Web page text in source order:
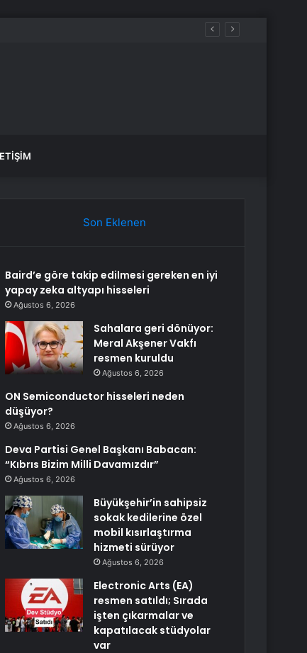
Son Eklenen
Baird’e göre takip edilmesi gereken en iyi
yapay zeka altyapı hisseleri
Ağustos 6, 2026
Sahalara geri dönüyor:
Meral Akşener Vakfı
resmen kuruldu
Ağustos 6, 2026
ON Semiconductor hisseleri neden
düşüyor?
Ağustos 6, 2026
Deva Partisi Genel Başkanı Babacan:
“Kıbrıs Bizim Milli Davamızdır”
Ağustos 6, 2026
Büyükşehir’in sahipsiz
sokak kedilerine özel
mobil kısırlaştırma
hizmeti sürüyor
Ağustos 6, 2026
Electronic Arts (EA)
resmen satıldı; Sırada
işten çıkarmalar ve
kapatılacak stüdyolar
var